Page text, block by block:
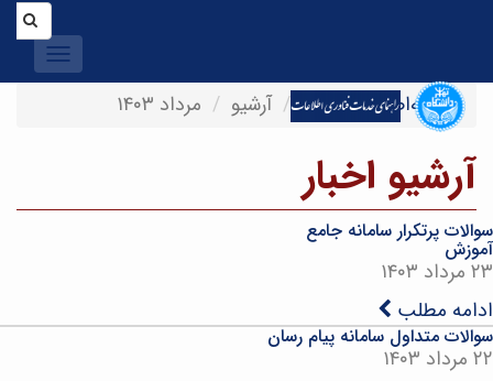
صفحه‌اصلی اخبار آرشیو مرداد ۱۴۰۳
آرشیو اخبار
سوالات پرتکرار سامانه جامع
آموزش
۲۳ مرداد ۱۴۰۳
ادامه مطلب
سوالات متداول سامانه پیام رسان
۲۲ مرداد ۱۴۰۳